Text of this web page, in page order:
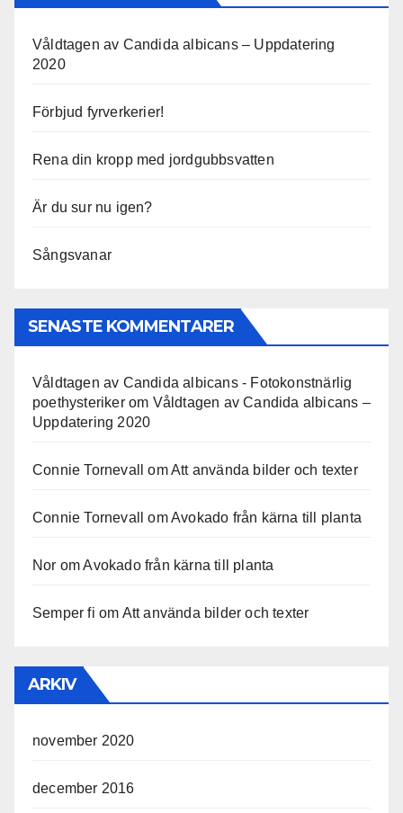
Våldtagen av Candida albicans – Uppdatering
2020
Förbjud fyrverkerier!
Rena din kropp med jordgubbsvatten
Är du sur nu igen?
Sångsvanar
SENASTE KOMMENTARER
Våldtagen av Candida albicans - Fotokonstnärlig
poethysterikerom Våldtagen av Candida albicans –
Uppdatering 2020
Connie Tornevall omAtt använda bilder och texter
Connie Tornevall omAvokado från kärna till planta
Nor omAvokado från kärna till planta
Semper fi om Att använda bilder och texter
ARKIV
november 2020
december 2016